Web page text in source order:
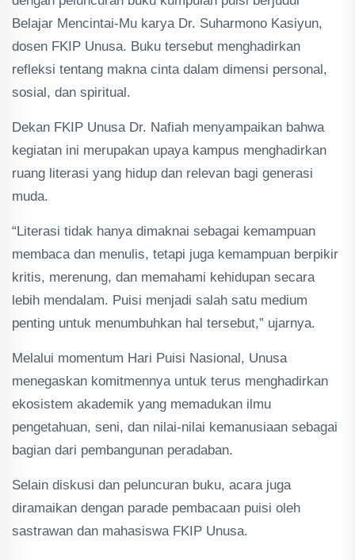
Belajar Mencintai-Mu karya Dr. Suharmono Kasiyun,
dosen FKIP Unusa. Buku tersebut menghadirkan
refleksi tentang makna cinta dalam dimensi personal,
sosial, dan spiritual.
Dekan FKIP Unusa Dr. Nafiah menyampaikan bahwa
kegiatan ini merupakan upaya kampus menghadirkan
ruang literasi yang hidup dan relevan bagi generasi
muda.
“Literasi tidak hanya dimaknai sebagai kemampuan
membaca dan menulis, tetapi juga kemampuan berpikir
kritis, merenung, dan memahami kehidupan secara
lebih mendalam. Puisi menjadi salah satu medium
penting untuk menumbuhkan hal tersebut,” ujarnya.
Melalui momentum Hari Puisi Nasional, Unusa
menegaskan komitmennya untuk terus menghadirkan
ekosistem akademik yang memadukan ilmu
pengetahuan, seni, dan nilai-nilai kemanusiaan sebagai
bagian dari pembangunan peradaban.
Selain diskusi dan peluncuran buku, acara juga
diramaikan dengan parade pembacaan puisi oleh
sastrawan dan mahasiswa FKIP Unusa.